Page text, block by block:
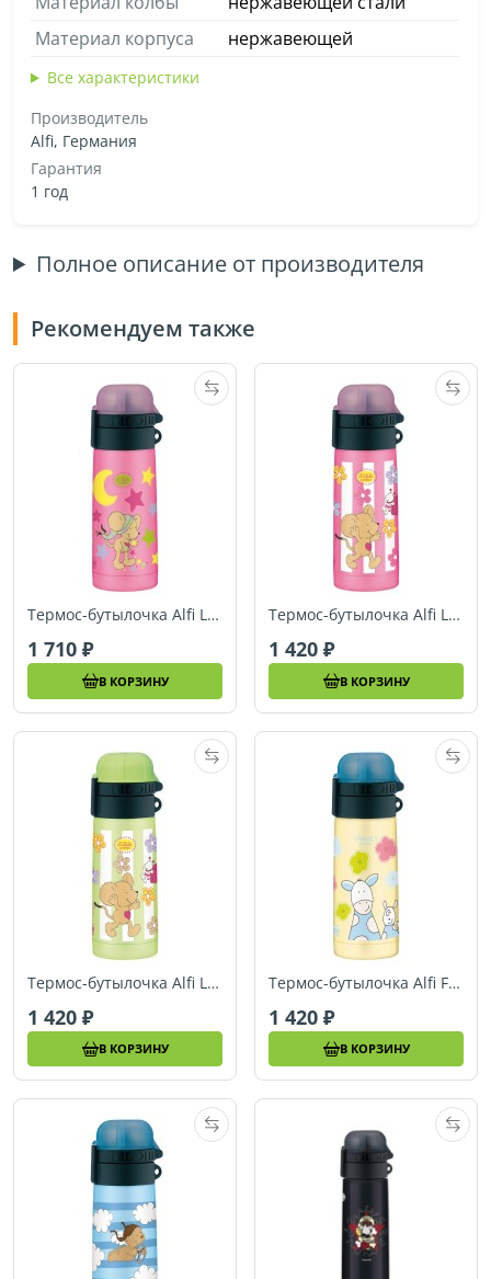
Материал корпуса
нержавеющей
Все характеристики
Производитель
Alfi, Германия
Гарантия
1 год
Полное описание от производителя
Рекомендуем также
Термос-бутылочка Alfi Lillebi Sterne pink 0,35L
1 710
В КОРЗИНУ
Термос-бутылочка Alfi Lillebi Streifen pink 0,35L арт.5327602035
1 420
В КОРЗИНУ
Термос-бутылочка Alfi Lillebi Streifen green 0,35 арт.5327603035
1 420
В КОРЗИНУ
Термос-бутылочка Alfi Farmily yellow 0,35L
1 420
В КОРЗИНУ